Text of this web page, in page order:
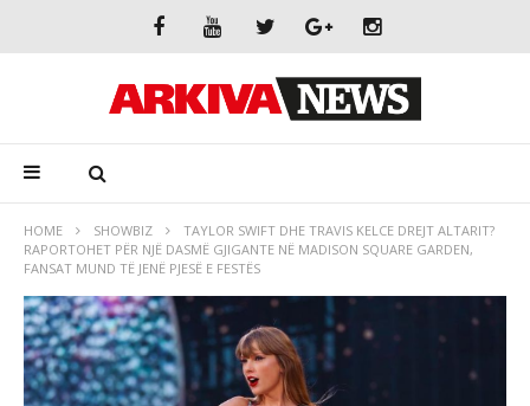
HOME SHOWBIZ
TAYLOR SWIFT DHE TRAVIS KELCE DREJT ALTARIT?
RAPORTOHET PËR NJË DASMË GJIGANTE NË MADISON SQUARE GARDEN,
FANSAT MUND TË JENË PJESË E FESTËS